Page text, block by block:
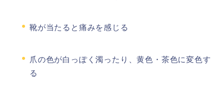
靴が当たると痛みを感じる
爪の色が白っぽく濁ったり、黄色・茶色に変色す
る